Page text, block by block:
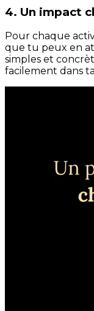
4. Un impact
Pour chaque
que tu peux en
simples et
facilement dans